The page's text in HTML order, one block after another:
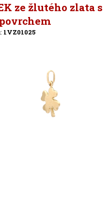
ze žlutého zlata s
1VZ01025